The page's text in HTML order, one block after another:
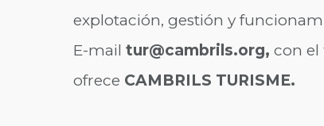
explotación, gestión y
E-mail tur@cambrils.org, con el
ofrece CAMBRILS TURISME.